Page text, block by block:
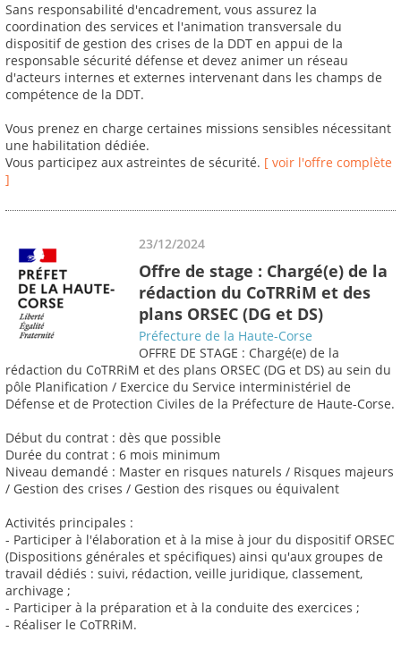
Sans responsabilité d'encadrement, vous assurez la
coordination des services et l'animation transversale du
dispositif de gestion des crises de la DDT en appui de la
responsable sécurité défense et devez animer un réseau
d'acteurs internes et externes intervenant dans les champs de
compétence de la DDT.
Vous prenez en charge certaines missions sensibles nécessitant
une habilitation dédiée.
Vous participez aux astreintes de sécurité. [ voir l'offre complète
]
23/12/2024
Offre de stage : Chargé(e) de la
rédaction du CoTRRiM et des
plans ORSEC (DG et DS)
Préfecture de la Haute-Corse
OFFRE DE STAGE : Chargé(e) de la
rédaction du CoTRRiM et des plans ORSEC (DG et DS) au sein du
pôle Planification / Exercice du Service interministériel de
Défense et de Protection Civiles de la Préfecture de Haute-Corse.
Début du contrat : dès que possible
Durée du contrat : 6 mois minimum
Niveau demandé : Master en risques naturels / Risques majeurs
/ Gestion des crises / Gestion des risques ou équivalent
Activités principales :
- Participer à l'élaboration et à la mise à jour du dispositif ORSEC
(Dispositions générales et spécifiques) ainsi qu'aux groupes de
travail dédiés : suivi, rédaction, veille juridique, classement,
archivage ;
- Participer à la préparation et à la conduite des exercices ;
- Réaliser le CoTRRiM.